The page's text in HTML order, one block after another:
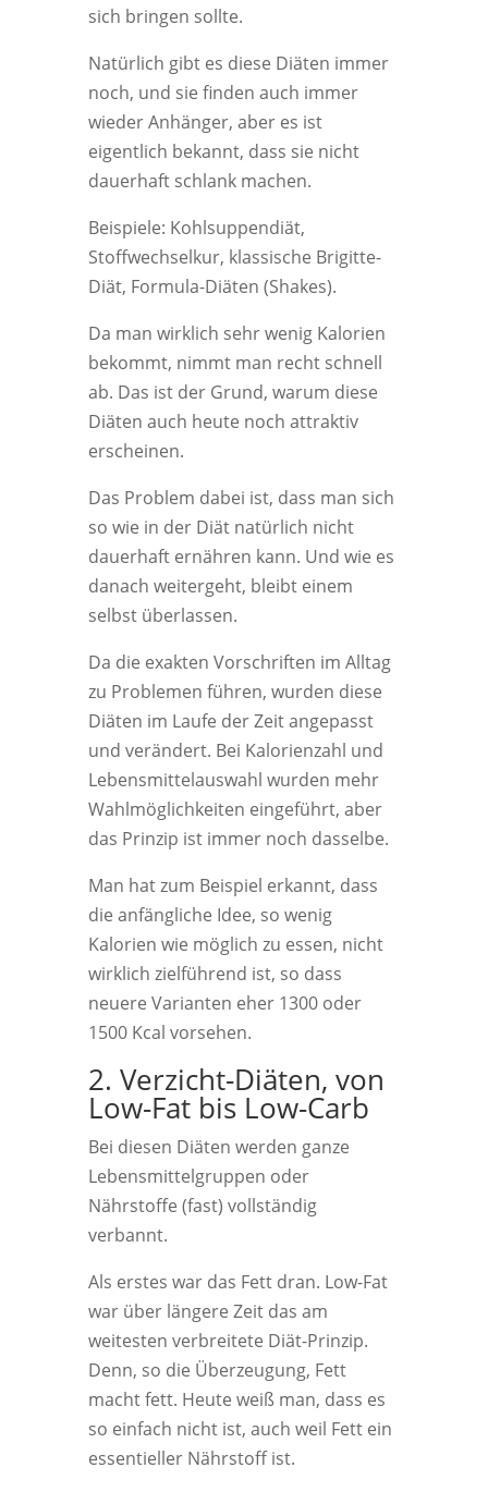
sich bringen sollte.
Natürlich gibt es diese Diäten immer
noch, und sie finden auch immer
wieder Anhänger, aber es ist
eigentlich bekannt, dass sie nicht
dauerhaft schlank machen.
Beispiele: Kohlsuppendiät,
Stoffwechselkur, klassische Brigitte-
Diät, Formula-Diäten (Shakes).
Da man wirklich sehr wenig Kalorien
bekommt, nimmt man recht schnell
ab. Das ist der Grund, warum diese
Diäten auch heute noch attraktiv
erscheinen.
Das Problem dabei ist, dass man sich
so wie in der Diät natürlich nicht
dauerhaft ernähren kann. Und wie es
danach weitergeht, bleibt einem
selbst überlassen.
Da die exakten Vorschriften im Alltag
zu Problemen führen, wurden diese
Diäten im Laufe der Zeit angepasst
und verändert. Bei Kalorienzahl und
Lebensmittelauswahl wurden mehr
Wahlmöglichkeiten eingeführt, aber
das Prinzip ist immer noch dasselbe.
Man hat zum Beispiel erkannt, dass
die anfängliche Idee, so wenig
Kalorien wie möglich zu essen, nicht
wirklich zielführend ist, so dass
neuere Varianten eher 1300 oder
1500 Kcal vorsehen.
2. Verzicht-Diäten, von
Low-Fat bis Low-Carb
Bei diesen Diäten werden ganze
Lebensmittelgruppen oder
Nährstoffe (fast) vollständig
verbannt.
Als erstes war das Fett dran. Low-Fat
war über längere Zeit das am
weitesten verbreitete Diät-Prinzip.
Denn, so die Überzeugung, Fett
macht fett. Heute weiß man, dass es
so einfach nicht ist, auch weil Fett ein
essentieller Nährstoff ist.